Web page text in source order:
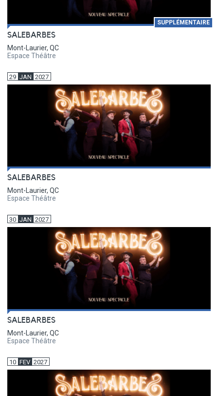
SUPPLÉMENTAIRE
SALEBARBES
Mont-Laurier, QC
Espace Théâtre
29 JAN 2027
SALEBARBES
Mont-Laurier, QC
Espace Théâtre
30 JAN 2027
SALEBARBES
Mont-Laurier, QC
Espace Théâtre
10 FEV 2027